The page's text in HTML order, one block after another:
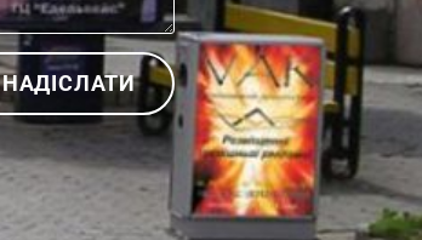
НАДІСЛАТИ